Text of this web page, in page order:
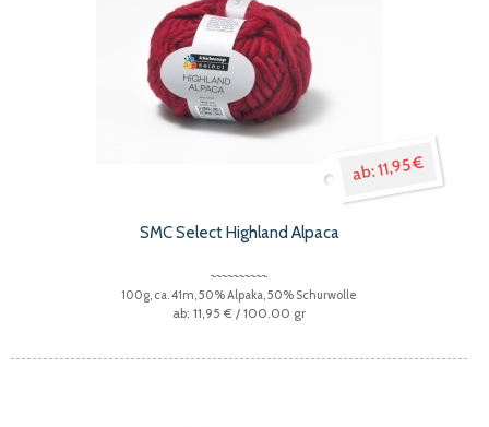
11,95 €
SMC Select Highland Alpaca
100g, ca. 41m, 50% Alpaka, 50% Schurwolle
11,95 € / 100.00 gr